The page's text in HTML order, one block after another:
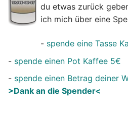
du etwas zurück
ich mich über eine
- spende eine Tasse
- spende einen Pot Kaffee 5€
- spende einen Betrag deiner
>Dank an die Spender<